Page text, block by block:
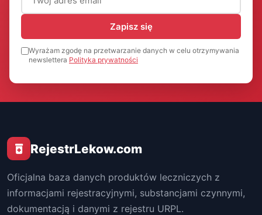
Zapisz się
Wyrażam zgodę na przetwarzanie danych w celu otrzymywania
newslettera Polityka prywatności
RejestrLekow.com
Oficjalna baza danych produktów leczniczych z
informacjami rejestracyjnymi, substancjami czynnymi,
dokumentacją i danymi z rejestru URPL.